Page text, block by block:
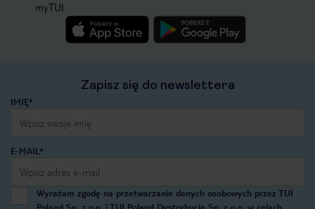
myTUI
Zapisz się do newslettera
IMIĘ*
E-MAIL*
Wyrażam zgodę na przetwarzanie danych osobowych przez TUI